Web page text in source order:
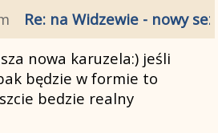
Re: na Widzewie - nowy
nowa karuzela:) jeśli
będzie w formie to
bedzie realny